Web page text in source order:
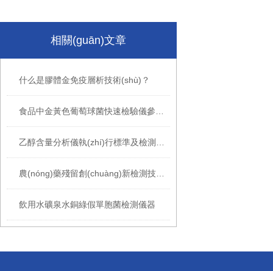
相關(guān)文章
什么是膠體金免疫層析技術(shù)？
飲用水礦泉水銅綠假單胞菌檢測儀器